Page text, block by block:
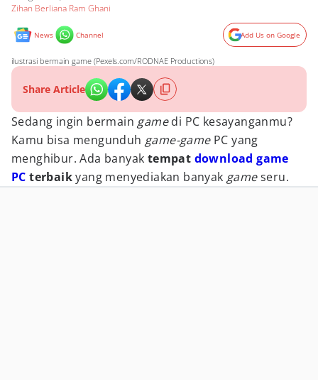
Zihan Berliana Ram Ghani
News Channel Add Us on Google
ilustrasi bermain game (Pexels.com/RODNAE Productions)
Share Article
Sedang ingin bermain gamedi PC kesayanganmu?
Kamu bisa mengunduh game-game PC yang
menghibur. Ada banyak tempat download game
PC terbaikyang menyediakan banyak gameseru.